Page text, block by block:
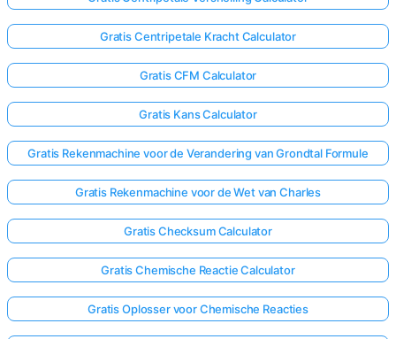
Gratis Centripetale Kracht Calculator
Gratis CFM Calculator
Gratis Kans Calculator
Gratis Rekenmachine voor de Verandering van Grondtal Formule
Gratis Rekenmachine voor de Wet van Charles
Gratis Checksum Calculator
Gratis Chemische Reactie Calculator
Gratis Oplosser voor Chemische Reacties